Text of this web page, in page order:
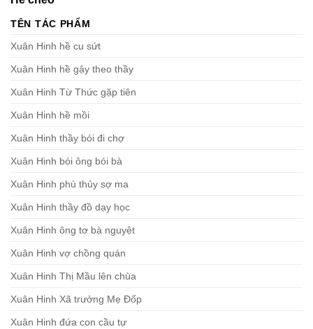
TÊN TÁC PHẨM
Xuân Hinh hề cu sứt
Xuân Hinh hề gậy theo thầy
Xuân Hinh Từ Thức gặp tiên
Xuân Hinh hề mồi
Xuân Hinh thầy bói đi chợ
Xuân Hinh bói ông bói bà
Xuân Hinh phù thủy sợ ma
Xuân Hinh thầy đồ dạy học
Xuân Hinh ông tơ bà nguyệt
Xuân Hinh vợ chồng quán
Xuân Hinh Thị Mầu lên chùa
Xuân Hinh Xã trưởng Mẹ Đốp
Xuân Hinh đứa con cầu tự